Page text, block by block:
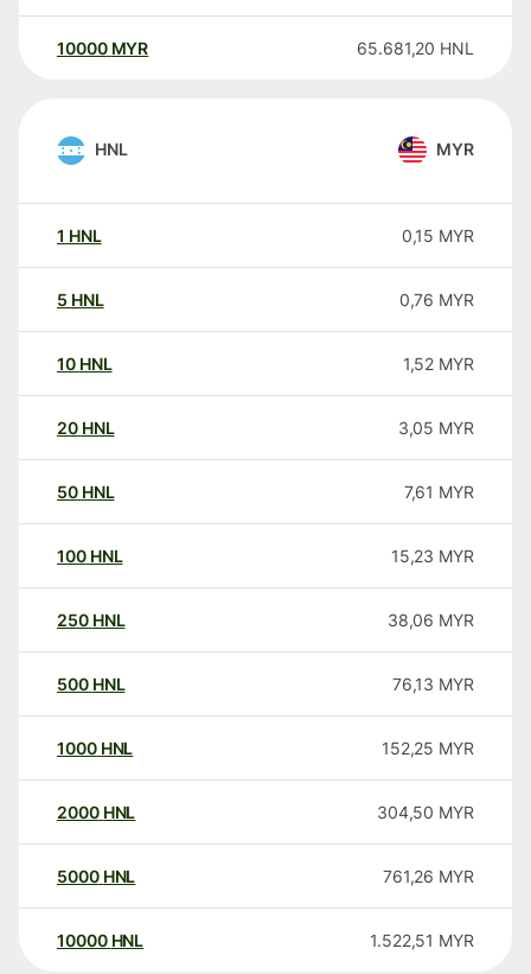
10000 MYR 65.681,20 HNL
HNL MYR
1 HNL 0,15 MYR
5 HNL 0,76 MYR
10 HNL 1,52 MYR
20 HNL 3,05 MYR
50 HNL 7,61 MYR
100 HNL 15,23 MYR
250 HNL 38,06 MYR
500 HNL 76,13 MYR
1000 HNL 152,25 MYR
2000 HNL 304,50 MYR
5000 HNL 761,26 MYR
10000 HNL 1.522,51 MYR